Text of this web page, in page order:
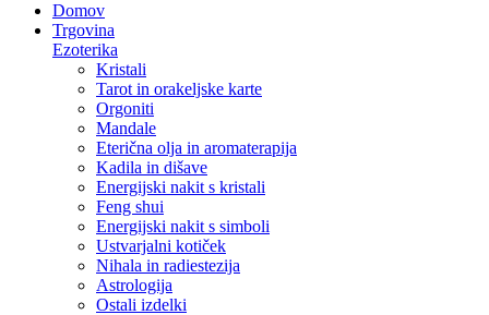
Domov
Trgovina
Ezoterika
Kristali
Tarot in orakeljske karte
Orgoniti
Mandale
Eterična olja in aromaterapija
Kadila in dišave
Energijski nakit s kristali
Feng shui
Energijski nakit s simboli
Ustvarjalni kotiček
Nihala in radiestezija
Astrologija
Ostali izdelki